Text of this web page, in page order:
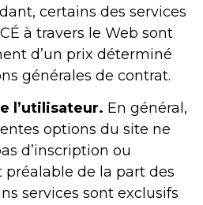
certains des services
à travers le Web sont
d’un prix déterminé
générales de contrat.
l’utilisateur. En général,
options du site ne
d’inscription ou
préalable de la part des
services sont exclusifs